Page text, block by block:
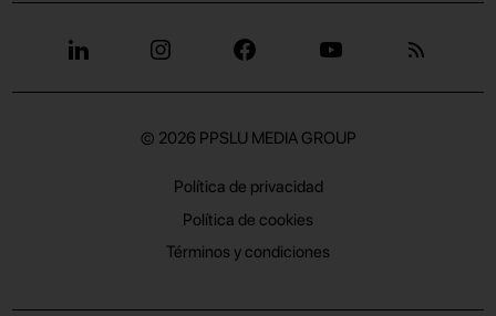
© 2026 PPSLU MEDIA GROUP
Política de privacidad
Política de cookies
Términos y condiciones